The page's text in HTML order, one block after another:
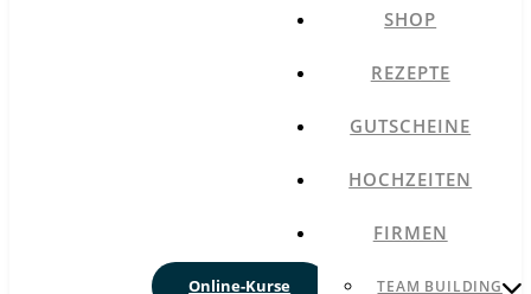
Online-Kurse
SHOP
REZEPTE
GUTSCHEINE
HOCHZEITEN
FIRMEN
TEAM BUILDING